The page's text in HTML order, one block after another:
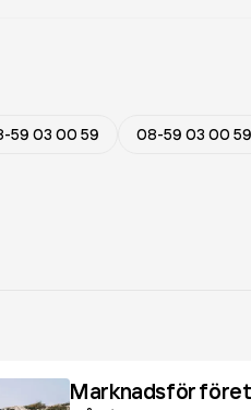
59 03 00 59 08-59 03 00 59
Marknadsför